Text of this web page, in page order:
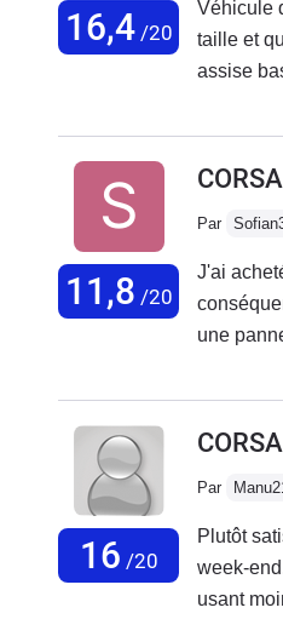
16,4/20
Véhicule
taille et
assise
est ferme
tableau
versions
termes
plus
11,8 /20
Par
J'ai
une
majeure :
chez
200€ en
voiture
manque
16 /20
Par
Plutôt
week-
usant